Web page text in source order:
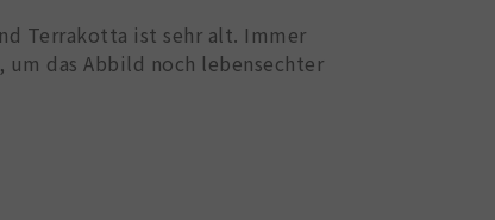
Terrakotta ist sehr alt. Immer
um das Abbild noch lebensechter